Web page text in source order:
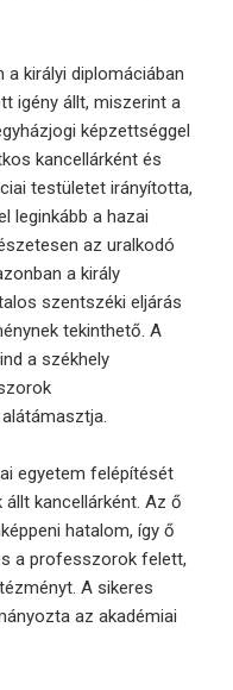
királyi diplomáciában
igény állt, miszerint a
képzettséggel
kancellárként és
testületet irányította,
leginkább a hazai
az uralkodó
a király
szentszéki eljárás
tekinthető. A
a székhely
egyetem felépítését
kancellárként. Az ő
hatalom, így ő
a professzorok felett,
A sikeres
az akadémiai